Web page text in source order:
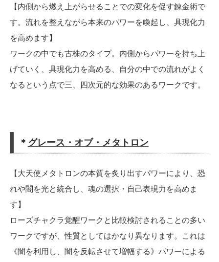
【内側から燃え上がらせることでの変化を促す錬金術で
す。流れを整えながら本来のパワーを喚起し、具現化力
を高めます】
ワークの中でも古株のタイプ。内側からパワーを持ち上
げていく、具現化力を高める、自分の中での流れがよく
なるという点で三、四次元的な効果のあるワークです。
＊ グレース・オブ・メタトロン
【大天使メタトロンの本質を炙り出すパワーにより、恐
れや闇を光と統合し、魂の選択・自己表現力を高めま
す】
ローズチャクラ覚醒ワークと比較検討されることの多い
ワークですが、性質としてはかなり異なります。これは
《闇を利用し、闇を反転させて増幅する》パワーによる